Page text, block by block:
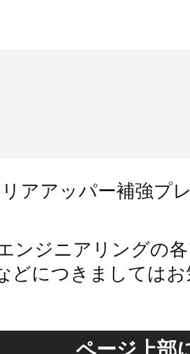
アアッパー補強プ
ンジニアリングの
どにつきましては
ページ上部